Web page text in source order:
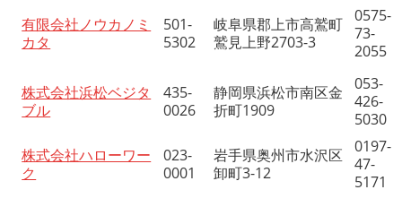
有限会社ノウカノミ
カタ
501-
5302
岐阜県郡上市高鷲町
鷲見上野2703-3
0575-
73-
2055
株式会社浜松ベジタ
ブル
435-
0026
静岡県浜松市南区金
折町1909
053-
426-
5030
株式会社ハローワー
ク
023-
0001
岩手県奥州市水沢区
卸町3-12
0197-
47-
5171